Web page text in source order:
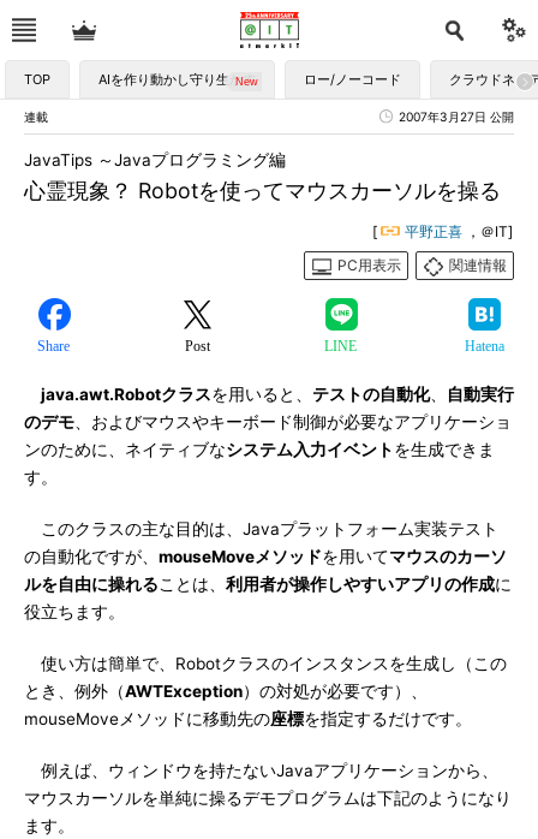
TOP AIを作り動かし守り生かす ロー/ノーコード クラウドネイ
連載 2007年3月27日 公開
心霊現象？ Robotを使ってマウスカーソルを操る
JavaTips ～Javaプログラミング編
[ 平野正喜 ，＠IT]
PC用表示
関連情報
Share Post LINE Hatena
java.awt.Robotクラスを用いると、 テストの自動化、
自動実行
のデモ 、およびマウスやキーボード制御が必要なアプリケーショ
ンのために、ネイティブなシステム入力イベントを生成できま
す。
このクラスの主な目的は、Javaプラットフォーム実装テスト
の自動化ですが、 mouseMoveメソッドを用いてマウスのカーソ
ルを自由に操れることは、 利用者が操作しやすいアプリの作成に
役立ちます。
使い方は簡単で、Robotクラスのインスタンスを生成し（この
とき、例外（AWTException）の対処が必要です）、
mouseMoveメソッドに移動先の座標を指定するだけです。
例えば、ウィンドウを持たないJavaアプリケーションから、
マウスカーソルを単純に操るデモプログラムは下記のようになり
ます。